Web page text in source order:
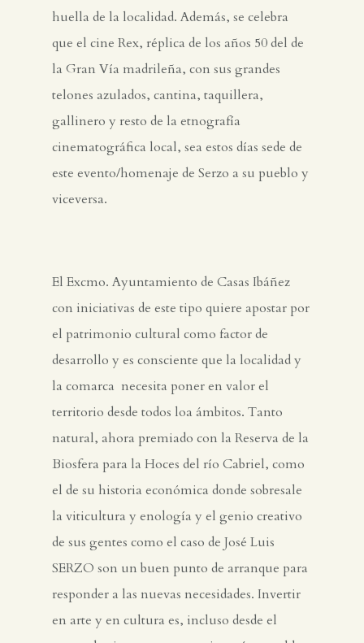
huella de la localidad. Además, se celebra
que el cine Rex, réplica de los años 50 del de
la Gran Vía madrileña, con sus grandes
telones azulados, cantina, taquillera,
gallinero y resto de la etnografía
cinematográfica local, sea estos días sede de
este evento/homenaje de Serzo a su pueblo y
viceversa.
El Excmo. Ayuntamiento de Casas Ibáñez
con iniciativas de este tipo quiere apostar por
el patrimonio cultural como factor de
desarrollo y es consciente que la localidad y
la comarca necesita poner en valor el
territorio desde todos loa ámbitos. Tanto
natural, ahora premiado con la Reserva de la
Biosfera para la Hoces del río Cabriel, como
el de su historia económica donde sobresale
la viticultura y enología y el genio creativo
de sus gentes como el caso de José Luis
SERZO son un buen punto de arranque para
responder a las nuevas necesidades. Invertir
en arte y en cultura es, incluso desde el